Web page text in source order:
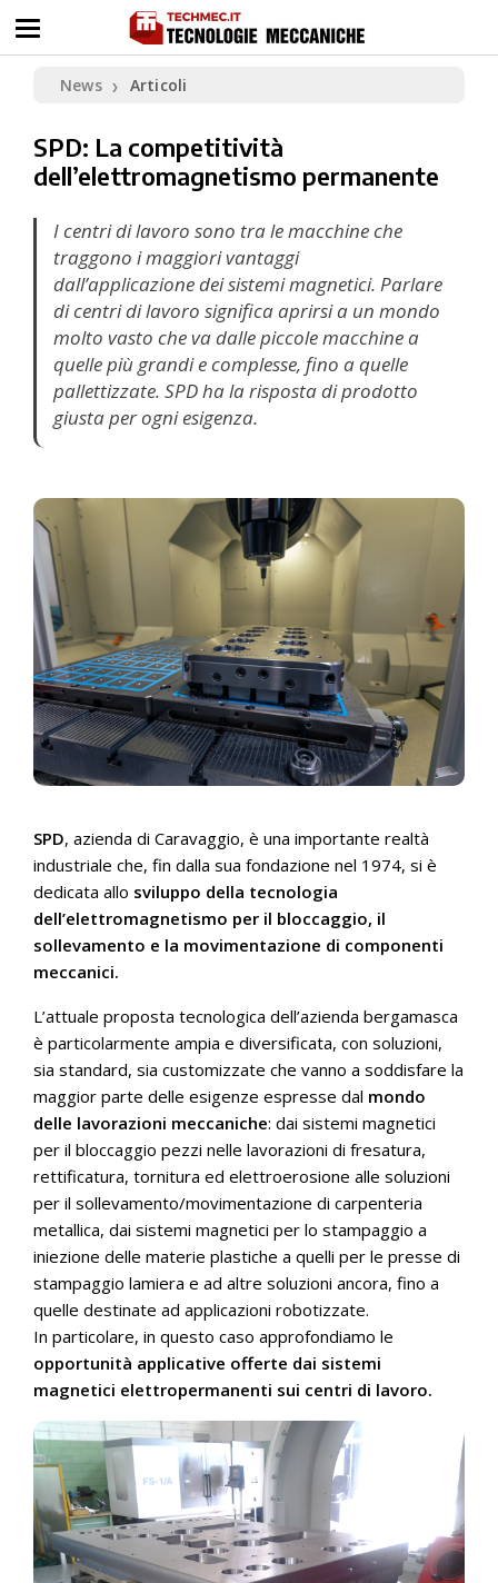
News ❯ Articoli
SPD: La competitività
dell’elettromagnetismo permanente
I centri di lavoro sono tra le macchine che
traggono i maggiori vantaggi
dall’applicazione dei sistemi magnetici. Parlare
di centri di lavoro significa aprirsi a un mondo
molto vasto che va dalle piccole macchine a
quelle più grandi e complesse, fino a quelle
pallettizzate. SPD ha la risposta di prodotto
giusta per ogni esigenza.
SPD, azienda di Caravaggio, è una importante realtà
industriale che, fin dalla sua fondazione nel 1974, si è
dedicata allo sviluppo della tecnologia
dell’elettromagnetismo per il bloccaggio, il
sollevamento e la movimentazione di componenti
meccanici.
L’attuale proposta tecnologica dell’azienda bergamasca
è particolarmente ampia e diversificata, con soluzioni,
sia standard, sia customizzate che vanno a soddisfare la
maggior parte delle esigenze espresse dal mondo
delle lavorazioni meccaniche: dai sistemi magnetici
per il bloccaggio pezzi nelle lavorazioni di fresatura,
rettificatura, tornitura ed elettroerosione alle soluzioni
per il sollevamento/movimentazione di carpenteria
metallica, dai sistemi magnetici per lo stampaggio a
iniezione delle materie plastiche a quelli per le presse di
stampaggio lamiera e ad altre soluzioni ancora, fino a
quelle destinate ad applicazioni robotizzate.
In particolare, in questo caso approfondiamo le
opportunità applicative offerte dai sistemi
magnetici elettropermanenti sui centri di lavoro.